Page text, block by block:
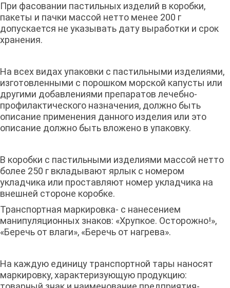
При фасовании пастильных изделий в коробки,
пакеты и пачки массой нетто менее 200 г
допускается не указывать дату выработки и срок
хранения.
На всех видах упаковки с пастильными изделиями,
изготовленными с порошком морской капусты или
другими добавлениями препаратов лечебно-
профилактического назначения, должно быть
описание применения данного изделия или это
описание должно быть вложено в упаковку.
В коробки с пастильными изделиями массой нетто
более 250 г вкладывают ярлык с номером
укладчика или проставляют номер укладчика на
внешней стороне коробке.
Транспортная маркировка- с нанесением
манипуляционных знаков: «Хрупкое. Осторожно!»,
«Беречь от влаги», «Беречь от нагрева».
На каждую единицу транспортной тары наносят
маркировку, характеризующую продукцию: